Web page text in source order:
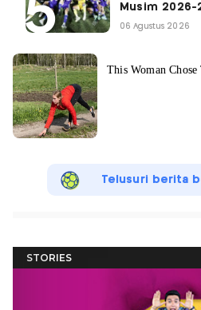
Musim 2026-
06 Agustus 2026
Telusuri berita